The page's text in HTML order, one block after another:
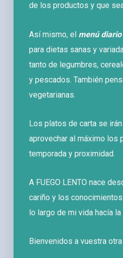
de los productos y que
Así mismo, el menú diario
para dietas sanas y
tanto de legumbres,
y pescados. También
vegetarianas.
Los platos de carta se
aprovechar al máximo los
temporada y proximidad.
A FUEGO LENTO nace
cariño y los
lo largo de mi vida hacía la
Bienvenidos a vuestra